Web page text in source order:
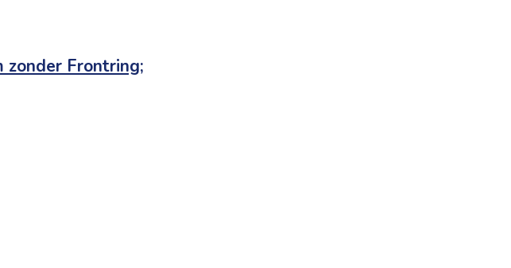
zonder Frontring;